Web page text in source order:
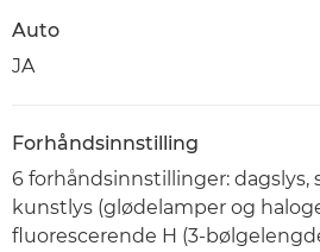
Auto
JA
Forhåndsinnstilling
6 forhåndsinnstillinger: dagslys,
kunstlys (glødelamper og
fluorescerende H (3-